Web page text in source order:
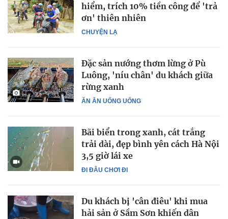
CHUYỆN LẠ
hiểm, trích 10% tiền công để 'trả
ơn' thiên nhiên
ĂN ĂN UỐNG UỐNG
Đặc sản nướng thơm lừng ở Pù
Luông, 'níu chân' du khách giữa
rừng xanh
ĐI ĐÂU CHƠI ĐI
Bãi biển trong xanh, cát trắng
trải dài, đẹp bình yên cách Hà Nội
3,5 giờ lái xe
Du khách bị 'cân điêu' khi mua
hải sản ở Sầm Sơn khiến dân